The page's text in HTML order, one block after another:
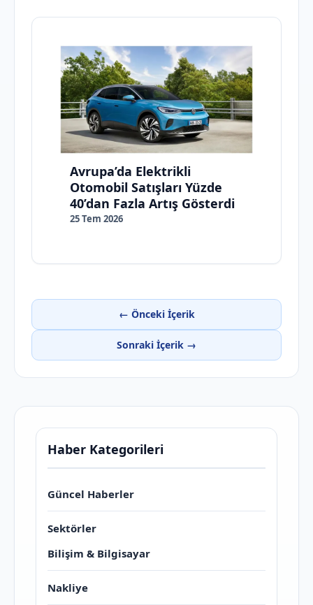
Avrupa’da Elektrikli
Otomobil Satışları Yüzde
40’dan Fazla Artış Gösterdi
25 Tem 2026
← Önceki İçerik
Sonraki İçerik →
Haber Kategorileri
Güncel Haberler
Sektörler
Bilişim & Bilgisayar
Nakliye